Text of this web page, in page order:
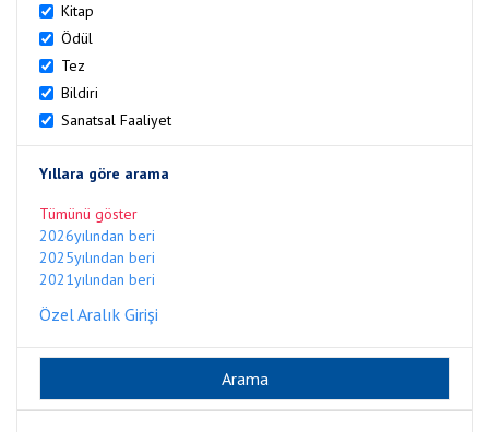
Kitap
Ödül
Tez
Bildiri
Sanatsal Faaliyet
Yıllara göre arama
Tümünü göster
2026yılından beri
2025yılından beri
2021yılından beri
Özel Aralık Girişi